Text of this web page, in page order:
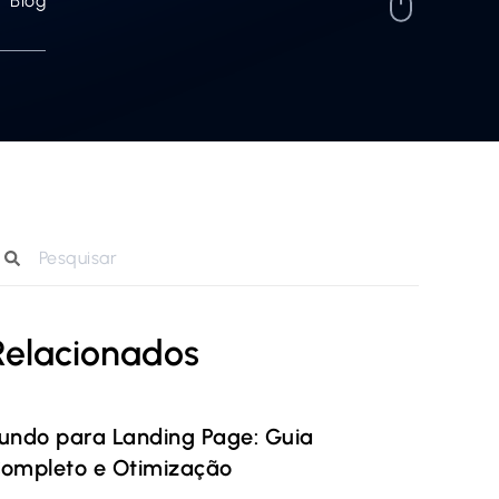
para Landing Page: Guia
e Otimização